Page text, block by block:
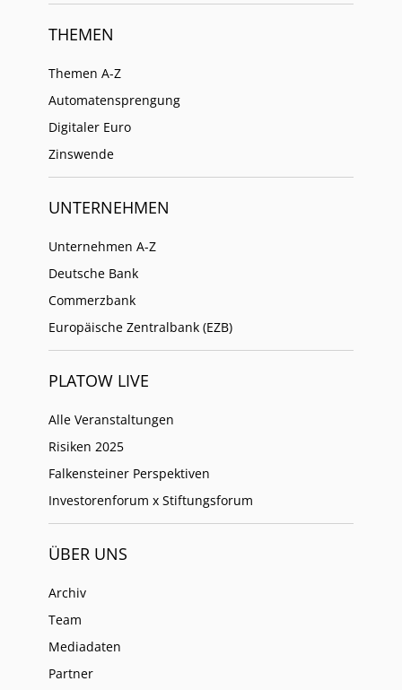
THEMEN
Themen A-Z
Automatensprengung
Digitaler Euro
Zinswende
UNTERNEHMEN
Unternehmen A-Z
Deutsche Bank
Commerzbank
Europäische Zentralbank (EZB)
PLATOW LIVE
Alle Veranstaltungen
Risiken 2025
Falkensteiner Perspektiven
Investorenforum x Stiftungsforum
ÜBER UNS
Archiv
Team
Mediadaten
Partner